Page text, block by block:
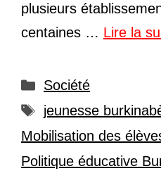
plusieurs
centaines … Lire la
Catégories
Société
Étiquettes
jeunesse
Mobilisation des
Politique éducative